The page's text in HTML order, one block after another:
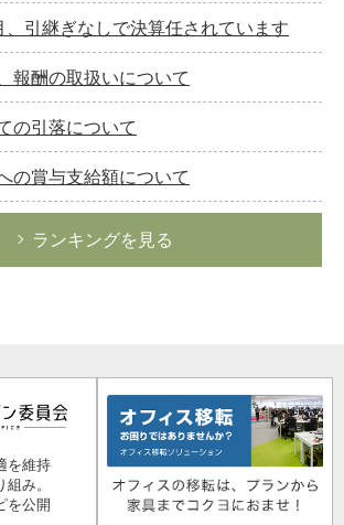
引継ぎなしで決算任されています
報酬の取扱いについて
の引落について
の賞与支給額について
ランキングを見る
を維持
み。
を公開